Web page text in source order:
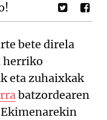
bete direla
herriko
eta zuhaixkak
batzordearen